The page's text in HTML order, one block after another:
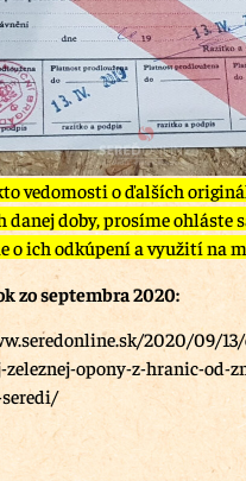
vedomosti o ďalších
danej doby, prosíme ohláste
o ich odkúpení a využití na
zo septembra 2020:
2020/09/
opony-z-hranic-od-